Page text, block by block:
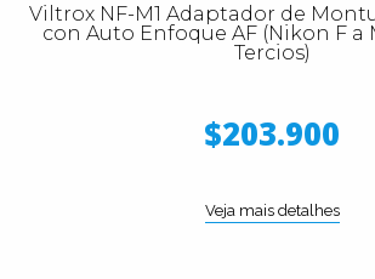
Viltrox NF-M1 Adaptador de
con Auto Enfoque AF (Nikon F a
Tercios)
$203.900
Veja mais detalhes